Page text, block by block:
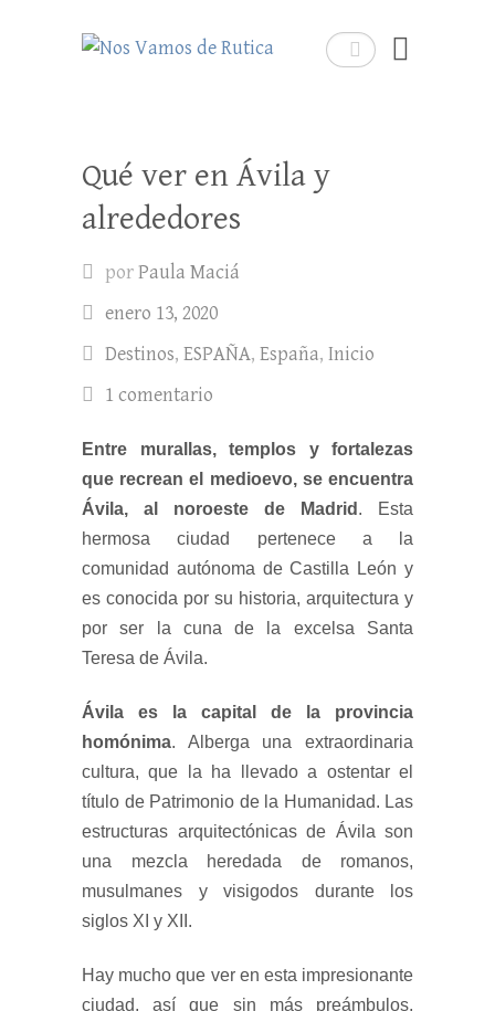
Buscar
Nos Vamos de Rutica
Un blog de viajes donde se comparte
Qué ver en Ávila y
alrededores
porPaula Maciá
enero 13, 2020
Destinos, ESPAÑA, España, Inicio
1 comentario
Entre murallas, templos y fortalezas
que recrean el medioevo, se encuentra
Ávila, al noroeste de Madrid . Esta
hermosa ciudad pertenece a la
comunidad autónoma de Castilla León y
es conocida por su historia, arquitectura y
por ser la cuna de la excelsa Santa
Teresa de Ávila.
Ávila es la capital de la provincia
homónima. Alberga una extraordinaria
cultura, que la ha llevado a ostentar el
título de Patrimonio de la Humanidad. Las
estructuras arquitectónicas de Ávila son
una mezcla heredada de romanos,
musulmanes y visigodos durante los
siglos XI y XII.
Hay mucho que ver en esta impresionante
ciudad, así que sin más preámbulos,